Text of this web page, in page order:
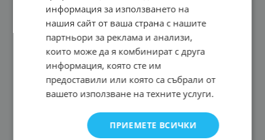
информация за използването на
нашия сайт от ваша страна с нашите
партньори за реклама и анализи,
които може да я комбинират с друга
информация, която сте им
предоставили или която са събрали от
вашето използване на техните услуги.
ПРИЕМЕТЕ ВСИЧКИ